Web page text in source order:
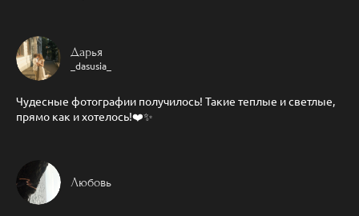
Дарья
_dasusia_
Чудесные фотографии получилось! Такие теплые и светлые,
прямо как и хотелось!❤️✨
Любовь